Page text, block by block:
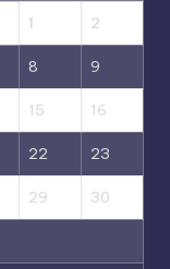
1 2
8 9
15 16
22 23
29 30